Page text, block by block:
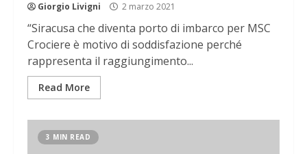
Giorgio Livigni 2 marzo 2021
“Siracusa che diventa porto di imbarco per MSC
Crociere è motivo di soddisfazione perché
rappresenta il raggiungimento...
Read More
3 MIN READ